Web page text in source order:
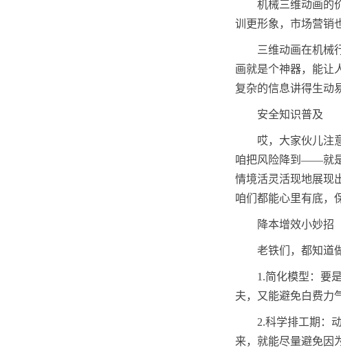
机械三维动画的
训更形象，市场营销
三维动画在机械
画就是个神器，能让
复杂的信息讲得生动
安全知识普及
哎，大家伙儿注
咱把风险降到——就
情境活灵活现地展现
咱们都能心里有底，
降本增效小妙招
老铁们，都知道
1.简化模型：要
夫，又能避免白费力
2.科学排工期：
来，就能尽量避免因